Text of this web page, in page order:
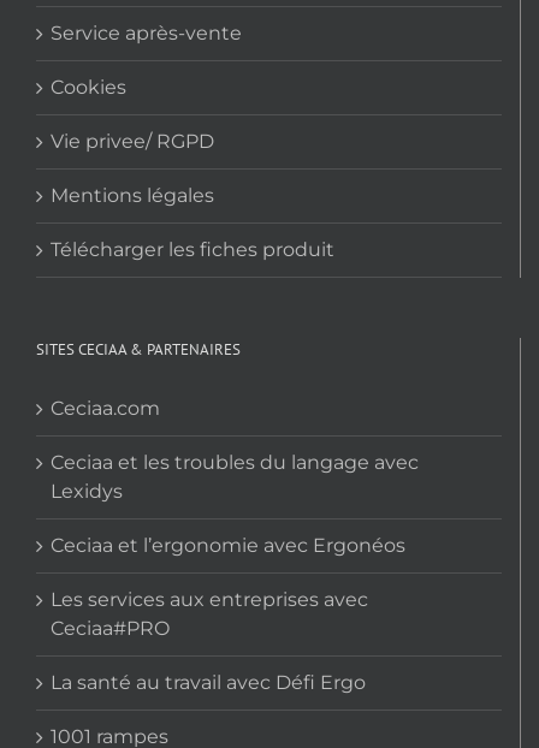
Service après-vente
Cookies
Vie privee/ RGPD
Mentions légales
Télécharger les fiches produit
SITES CECIAA & PARTENAIRES
Ceciaa.com
Ceciaa et les troubles du langage avec
Lexidys
Ceciaa et l’ergonomie avec Ergonéos
Les services aux entreprises avec
Ceciaa#PRO
La santé au travail avec Défi Ergo
1001 rampes